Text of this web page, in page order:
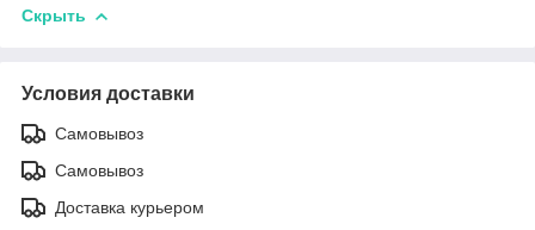
Скрыть
Условия доставки
Самовывоз
Самовывоз
Доставка курьером